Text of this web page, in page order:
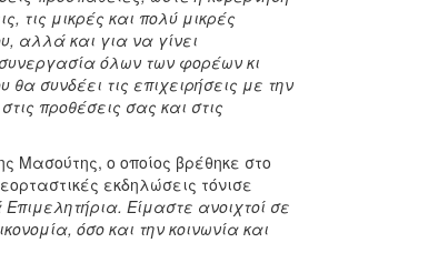
τις μικρές και πολύ μικρές
αλλά και για να γίνει
όλων των φορέων κι
συνδέει τις επιχειρήσεις με την
προθέσεις σας και στις
Μασούτης, ο οποίος βρέθηκε στο
εκδηλώσεις τόνισε
Είμαστε ανοιχτοί σε
όσο και την κοινωνία και